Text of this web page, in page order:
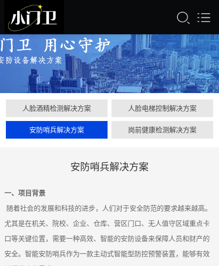
人脸酒精检测解决方案 人脸电梯控制解决方案
安防哨兵解决方案 岗前健康检测解决方案
安防哨兵解决方案
一、项目背景
随着社会的发展和科技的进步，人们对于安全防范的要求越来越高。
尤其是在机关、院校、企业、仓库、营区门口、无人值守区域重点卡
口等关键位置，需要一种高效、智能的安防设备来保障人员和财产的
安全。智能安防哨兵作为一款主动式智能型防控预警装置，能够有效